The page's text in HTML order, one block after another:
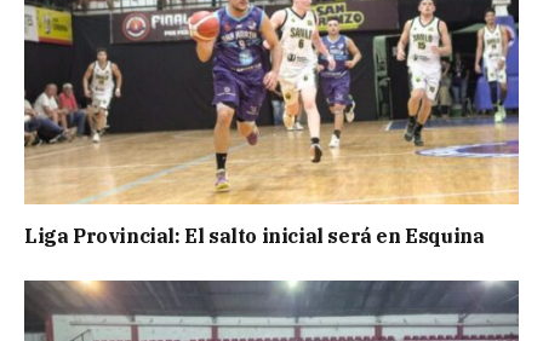
Liga Provincial: El salto inicial será en Esquina